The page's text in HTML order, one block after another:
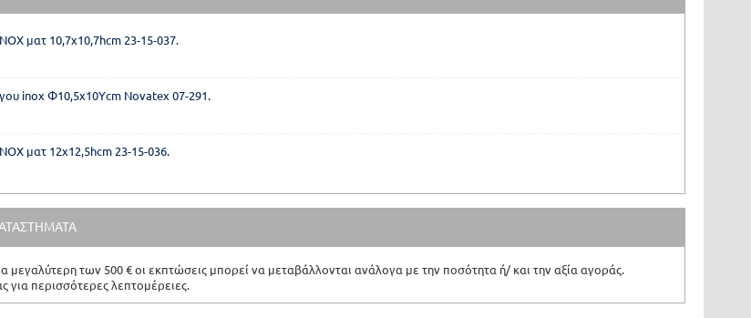
ματ 10,7x10,7hcm 23-15-037.
inox Φ10,5x10Υcm Novatex 07-291.
ματ 12x12,5hcm 23-15-036.
μεγαλύτερη των 500 € οι εκπτώσεις μπορεί να μεταβάλλονται ανάλογα με την ποσότητα ή/ και την αξία αγοράς.
για περισσότερες λεπτομέρειες.